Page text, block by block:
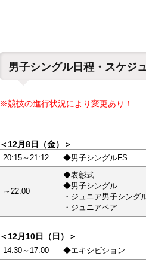
男子シングル日程・スケジ
※競技の進行状況により変更あり！
＜12月8日（金）＞
20:15～21:12 ◆男子シングルFS
～22:00
◆表彰式
◆男子シングル
・ジュニア男子シング
・ジュニアペア
＜12月10日（日）＞
14:30～17:00 ◆エキシビション